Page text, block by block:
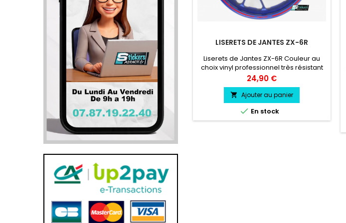
LISERETS DE JANTES ZX-6R
Liserets de Jantes ZX-6R Couleur au
choix vinyl professionnel très résistant
Prix
24,90 €
 Ajouter au panier
 En stock